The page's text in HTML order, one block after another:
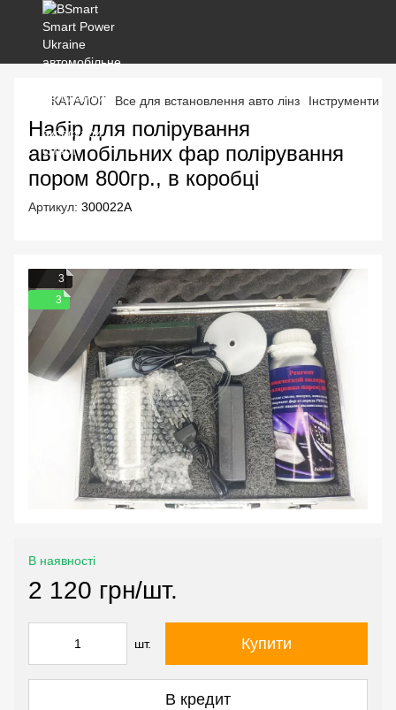
КАТАЛОГ Все для встановлення авто лінз Інструменти
Набір для полірування
автомобільних фар полірування
пором 800гр., в коробці
Артикул: 300022A
3
3
В наявності
2 120 грн/шт.
шт. Купити
В кредит